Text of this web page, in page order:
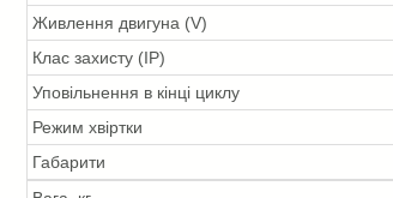
Живлення двигуна (V)
Клас захисту (IP)
Уповільнення в кінці циклу
Режим хвіртки
Габарити